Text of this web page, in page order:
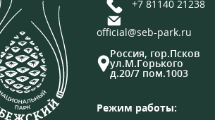
+7 81140 21238
official@seb-park.ru
Россия, гор.Псков
ул.М.Горького
д.20/7 пом.1003
Режим работы: